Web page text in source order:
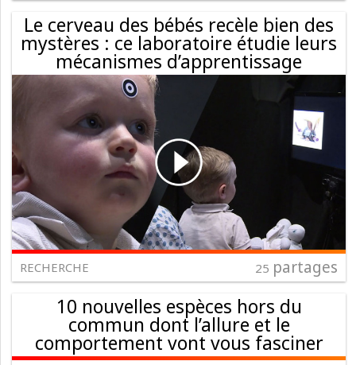
Le cerveau des bébés recèle bien des
mystères : ce laboratoire étudie leurs
mécanismes d’apprentissage
RECHERCHE 25 partages
10 nouvelles espèces hors du
commun dont l’allure et le
comportement vont vous fasciner